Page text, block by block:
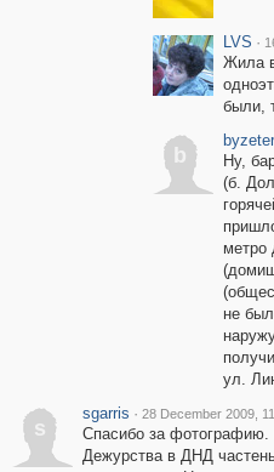
LVS ·
Жила
были,
b
Ну,
(б.
метро
не
ул.
s
sgarris · 28 December 2009,
Спасибо за фотографию.
Дежурства в ДНД